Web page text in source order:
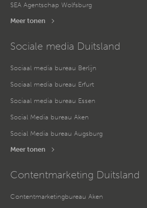
SEA Agentschap Wolfsburg
Meer tonen
Sociale media Duitsland
Sociaal media bureau Berlijn
Sociaal media bureau Erfurt
Sociaal media bureau Essen
Social Media bureau Aken
Social Media bureau Augsburg
Meer tonen
Contentmarketing Duitsland
Contentmarketingbureau Aken